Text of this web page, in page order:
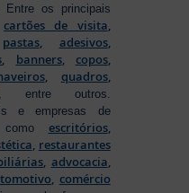
os principais
cartões de visita,
pastas, adesivos,
, banners, copos,
, quadros,
, entre outros.
e empresas de
como escritórios,
, restaurantes
, advocacia,
, comércio